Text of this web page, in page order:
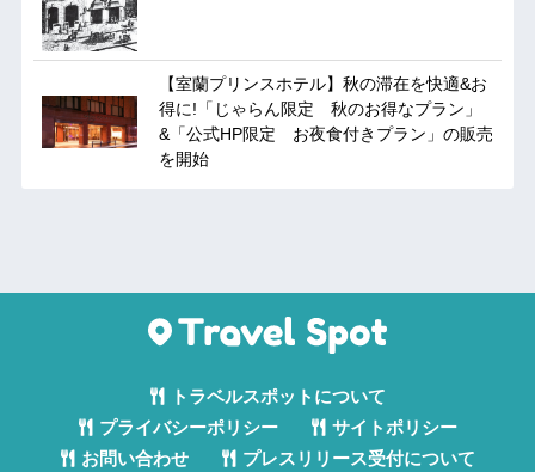
【室蘭プリンスホテル】秋の滞在を快適&お
得に!「じゃらん限定 秋のお得なプラン」
&「公式HP限定 お夜食付きプラン」の販売
を開始
トラベルスポットについて
プライバシーポリシー
サイトポリシー
お問い合わせ
プレスリリース受付について